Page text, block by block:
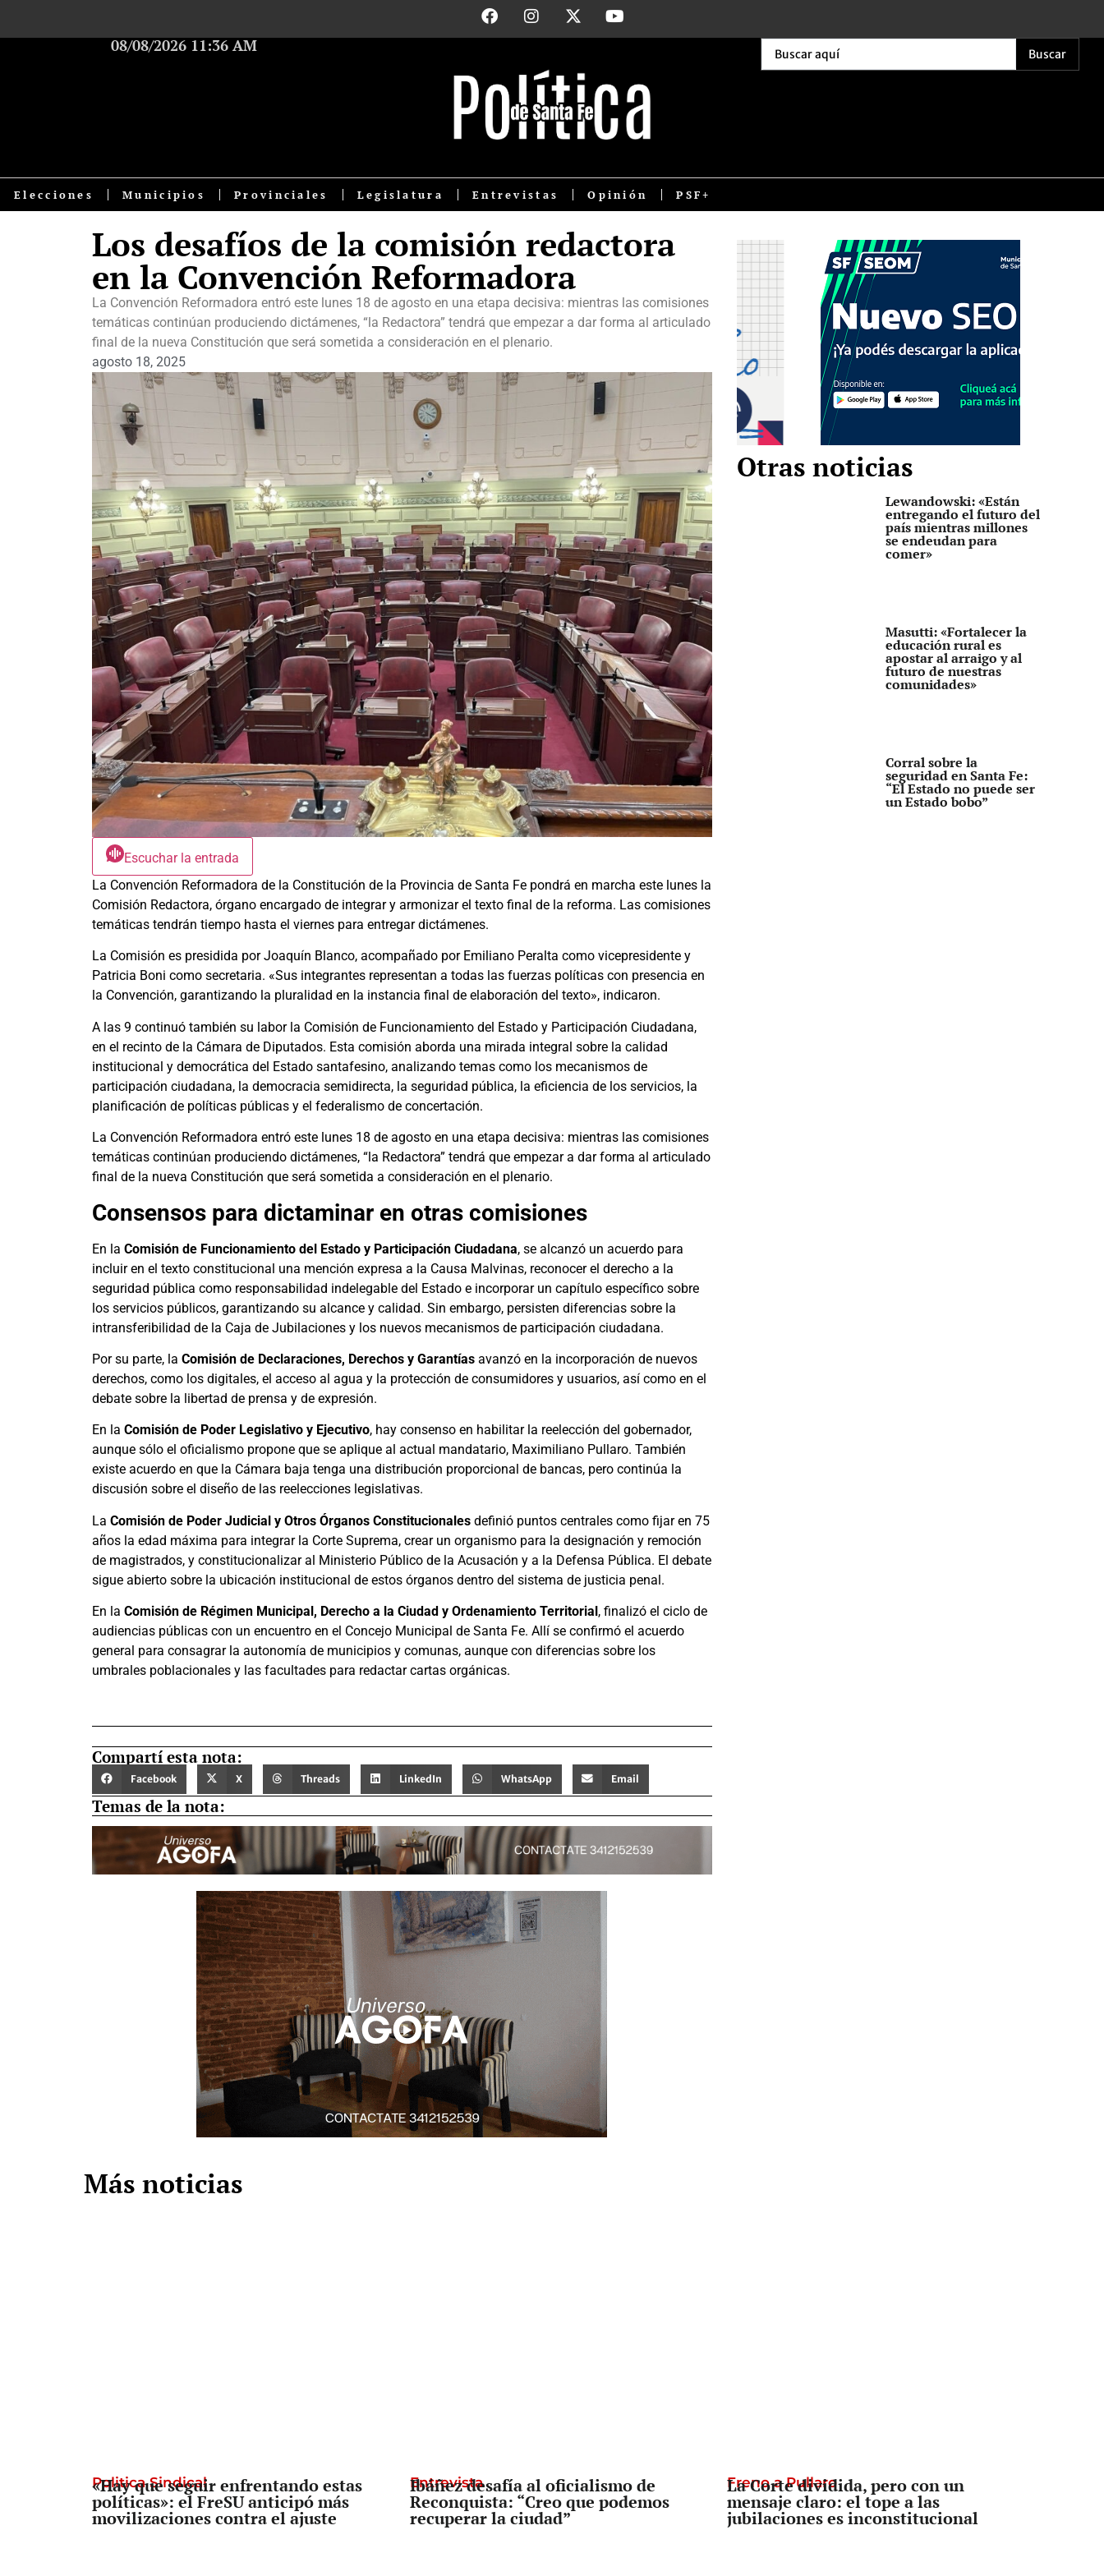
08/08/2026 11:36 AM Buscar
Elecciones Municipios Provinciales Legislatura Entrevistas Opinión PSF+
Los desafíos de la comisión redactora
en la Convención Reformadora
La Convención Reformadora entró este lunes 18 de agosto en una etapa decisiva: mientras las comisiones
temáticas continúan produciendo dictámenes, “la Redactora” tendrá que empezar a dar forma al articulado
final de la nueva Constitución que será sometida a consideración en el plenario.
agosto 18, 2025
Escuchar la entrada
La Convención Reformadora de la Constitución de la Provincia de Santa Fe pondrá en marcha este lunes la
Comisión Redactora, órgano encargado de integrar y armonizar el texto final de la reforma. Las comisiones
temáticas tendrán tiempo hasta el viernes para entregar dictámenes.
La Comisión es presidida por Joaquín Blanco, acompañado por Emiliano Peralta como vicepresidente y
Patricia Boni como secretaria. «Sus integrantes representan a todas las fuerzas políticas con presencia en
la Convención, garantizando la pluralidad en la instancia final de elaboración del texto», indicaron.
A las 9 continuó también su labor la Comisión de Funcionamiento del Estado y Participación Ciudadana,
en el recinto de la Cámara de Diputados. Esta comisión aborda una mirada integral sobre la calidad
institucional y democrática del Estado santafesino, analizando temas como los mecanismos de
participación ciudadana, la democracia semidirecta, la seguridad pública, la eficiencia de los servicios, la
planificación de políticas públicas y el federalismo de concertación.
La Convención Reformadora entró este lunes 18 de agosto en una etapa decisiva: mientras las comisiones
temáticas continúan produciendo dictámenes, “la Redactora” tendrá que empezar a dar forma al articulado
final de la nueva Constitución que será sometida a consideración en el plenario.
Consensos para dictaminar en otras comisiones
En la Comisión de Funcionamiento del Estado y Participación Ciudadana, se alcanzó un acuerdo para
incluir en el texto constitucional una mención expresa a la Causa Malvinas, reconocer el derecho a la
seguridad pública como responsabilidad indelegable del Estado e incorporar un capítulo específico sobre
los servicios públicos, garantizando su alcance y calidad. Sin embargo, persisten diferencias sobre la
intransferibilidad de la Caja de Jubilaciones y los nuevos mecanismos de participación ciudadana.
Por su parte, la Comisión de Declaraciones, Derechos y Garantías avanzó en la incorporación de nuevos
derechos, como los digitales, el acceso al agua y la protección de consumidores y usuarios, así como en el
debate sobre la libertad de prensa y de expresión.
En la Comisión de Poder Legislativo y Ejecutivo, hay consenso en habilitar la reelección del gobernador,
aunque sólo el oficialismo propone que se aplique al actual mandatario, Maximiliano Pullaro. También
existe acuerdo en que la Cámara baja tenga una distribución proporcional de bancas, pero continúa la
discusión sobre el diseño de las reelecciones legislativas.
La Comisión de Poder Judicial y Otros Órganos Constitucionales definió puntos centrales como fijar en 75
años la edad máxima para integrar la Corte Suprema, crear un organismo para la designación y remoción
de magistrados, y constitucionalizar al Ministerio Público de la Acusación y a la Defensa Pública. El debate
sigue abierto sobre la ubicación institucional de estos órganos dentro del sistema de justicia penal.
En la Comisión de Régimen Municipal, Derecho a la Ciudad y Ordenamiento Territorial , finalizó el ciclo de
audiencias públicas con un encuentro en el Concejo Municipal de Santa Fe. Allí se confirmó el acuerdo
general para consagrar la autonomía de municipios y comunas, aunque con diferencias sobre los
umbrales poblacionales y las facultades para redactar cartas orgánicas.
Compartí esta nota:
Facebook X Threads LinkedIn WhatsApp Email
Temas de la nota:
Otras noticias
Lewandowski: «Están
entregando el futuro del
país mientras millones
se endeudan para
comer»
Masutti: «Fortalecer la
educación rural es
apostar al arraigo y al
futuro de nuestras
comunidades»
Corral sobre la
seguridad en Santa Fe:
“El Estado no puede ser
un Estado bobo”
Más noticias
Politica Sindical
«Hay que seguir enfrentando estas
políticas»: el FreSU anticipó más
movilizaciones contra el ajuste
Entrevista
Ibáñez desafía al oficialismo de
Reconquista: “Creo que podemos
recuperar la ciudad”
Freno a Pullaro
La Corte dividida, pero con un
mensaje claro: el tope a las
jubilaciones es inconstitucional